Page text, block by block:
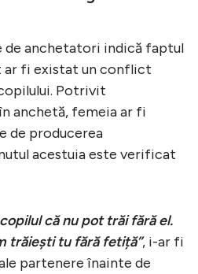
de anchetatori indică faptul
ar fi existat un conflict
Potrivit
anchetă, femeia ar fi
de producerea
acestuia este verificat
că nu pot trăi fără el.
trăiești tu fără fetiță”, i-ar fi
partenere înainte de